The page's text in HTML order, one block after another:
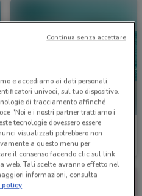
Costa Crociere
Scade il 22/09 134 m
e accediamo ai dati personali,
univoci, sul tuo dispositivo.
di tracciamento affinché
"Noi e i nostri partner trattiamo i
tecnologie dovessero essere
visualizzati potrebbero non
a questo menu per
il consenso facendo clic sul link
web. Tali scelte avranno effetto nel
informazioni, consulta
policy
Continua senza accettare